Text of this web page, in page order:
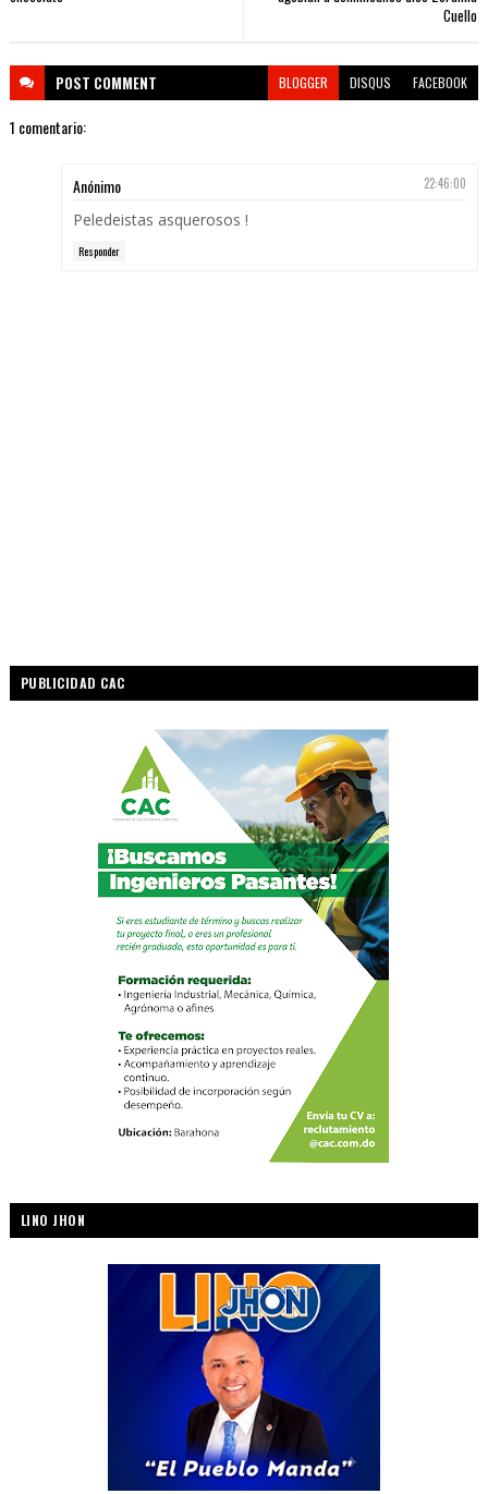
Cuello
POST COMMENT BLOGGER DISQUS FACEBOOK
1 comentario:
Anónimo 22:46:00
Peledeistas asquerosos !
Responder
PUBLICIDAD CAC
LINO JHON